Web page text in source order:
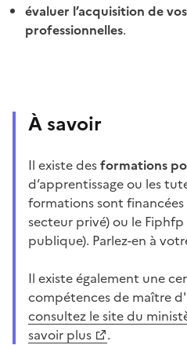
évaluer l’acquisition de
professionnelles.
À savoir
Il existe desformations
d’apprentissage ou les
formations sont
secteur privé) ou le
publique). Parlez-en à
Il existe également une
compétences de maître
consultez le site du
savoir plus
.